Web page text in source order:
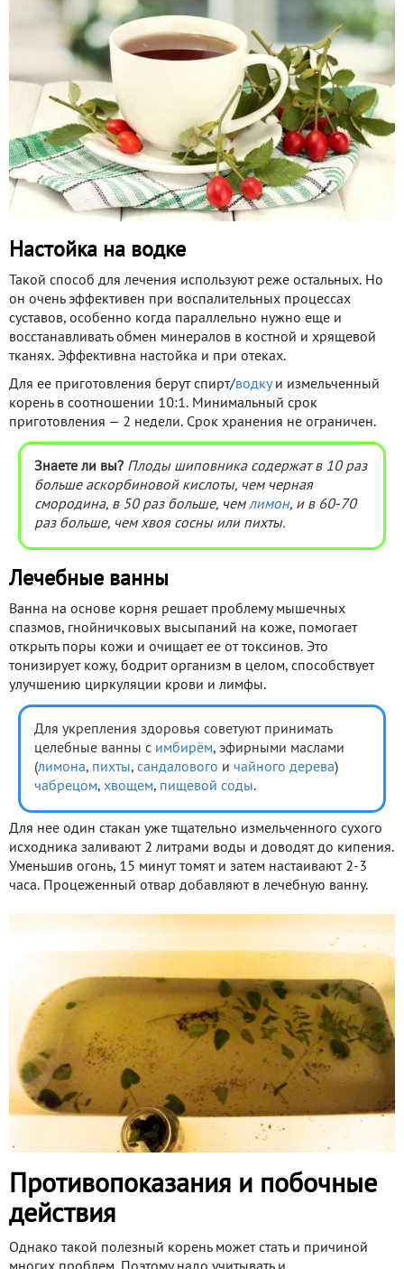
Настойка на водке
Такой способ для лечения используют реже остальных. Но
он очень эффективен при воспалительных процессах
суставов, особенно когда параллельно нужно еще и
восстанавливать обмен минералов в костной и хрящевой
тканях. Эффективна настойка и при отеках.
Для ее приготовления берут спирт/водкуи измельченный
корень в соотношении 10:1. Минимальный срок
приготовления — 2 недели. Срок хранения не ограничен.
Знаете ли вы? Плоды шиповника содержат в 10 раз
больше аскорбиновой кислоты, чем черная
смородина, в 50 раз больше, чем лимон, и в 60-70
раз больше, чем хвоя сосны или пихты.
Лечебные ванны
Ванна на основе корня решает проблему мышечных
спазмов, гнойничковых высыпаний на коже, помогает
открыть поры кожи и очищает ее от токсинов. Это
тонизирует кожу, бодрит организм в целом, способствует
улучшению циркуляции крови и лимфы.
Для укрепления здоровья советуют принимать
целебные ванны с имбирём, эфирными маслами
(лимона, пихты, сандалового и чайного дерева)
чабрецом, хвощем, пищевой соды.
Для нее один стакан уже тщательно измельченного сухого
исходника заливают 2 литрами воды и доводят до кипения.
Уменьшив огонь, 15 минут томят и затем настаивают 2-3
часа. Процеженный отвар добавляют в лечебную ванну.
Противопоказания и побочные
действия
Однако такой полезный корень может стать и причиной